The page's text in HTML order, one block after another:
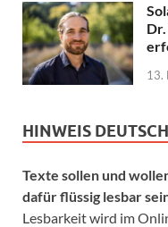
13.
HINWEIS
Texte sollen und
dafür flüssig lesbar
Lesbarkeit wird im